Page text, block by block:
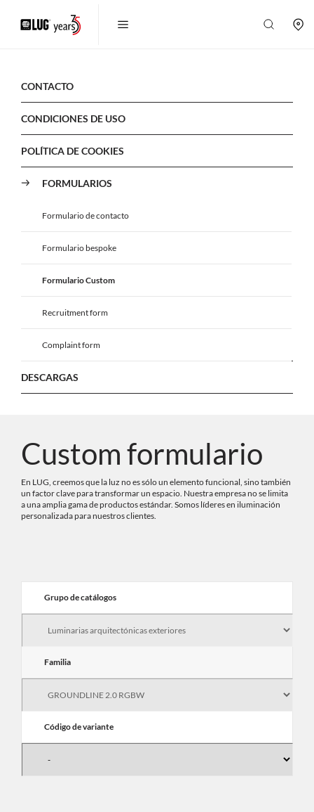
CONTACTO
CONDICIONES DE USO
POLÍTICA DE COOKIES
FORMULARIOS
Formulario de contacto
Formulario bespoke
Formulario Custom
Recruitment form
Complaint form
DESCARGAS
Custom formulario
En LUG, creemos que la luz no es sólo un elemento funcional, sino también
un factor clave para transformar un espacio. Nuestra empresa no se limita
a una amplia gama de productos estándar. Somos líderes en iluminación
personalizada para nuestros clientes.
Grupo de catálogos
Familia
Código de variante